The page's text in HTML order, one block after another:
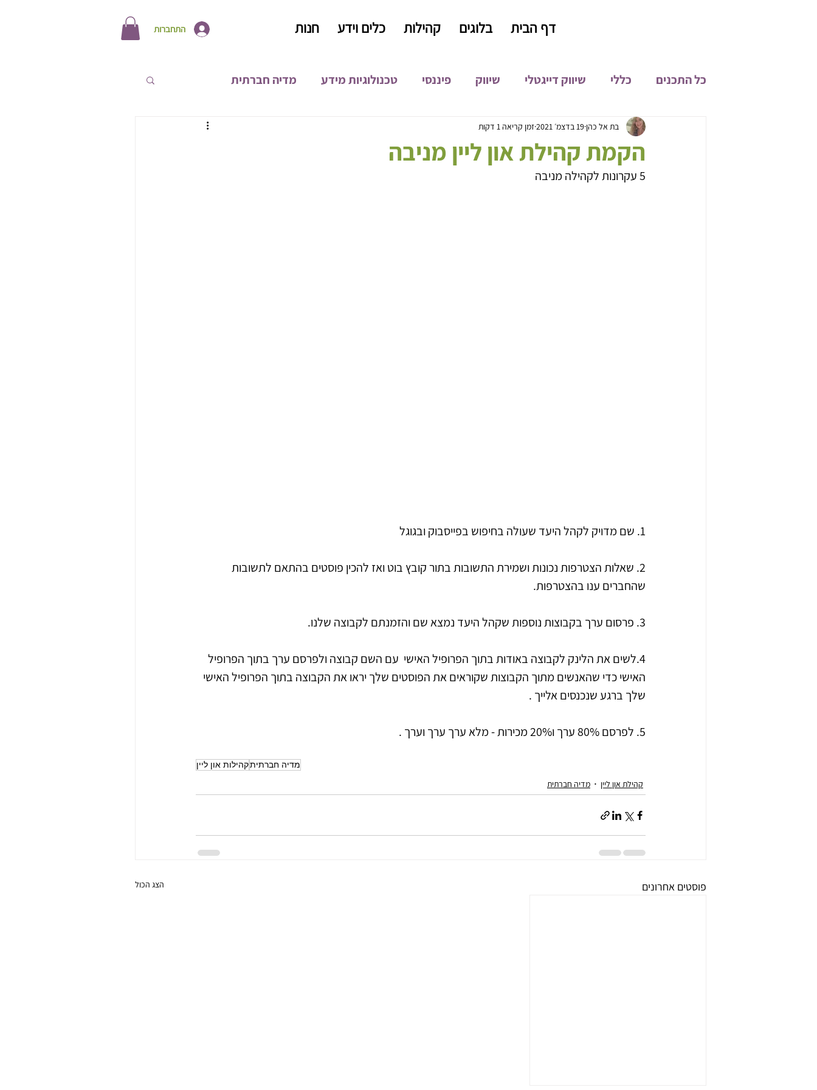
התחברות דף הבית בלוגים קהילות כלים וידע חנות
כל התכנים כללי שיווק דייגטלי שיווק פיננסי טכנולוגיות מידע מדיה חברתית
קהילת און ליין מיתוג קידום אורגני
פיתוח מוצרים חדשות
הקמת קהילת און ליין מניבה
בת אל כהן 19 בדצמ׳ 2021 זמן קריאה 1 דקות
5 עקרונות לקהילה מניבה
1. שם מדויק לקהל היעד שעולה בחיפוש בפייסבוק ובגוגל
2. שאלות הצטרפות נכונות ושמירת התשובות בתור קובץ בוט ואז להכין פוסטים בהתאם לתשובות
שהחברים ענו בהצטרפות.
3. פרסום ערך בקבוצות נוספות שקהל היעד נמצא שם והזמנתם לקבוצה שלנו.
4.לשים את הלינק לקבוצה באודות בתוך הפרופיל האישי  עם השם קבוצה ולפרסם ערך בתוך הפרופיל
האישי כדי שהאנשים מתוך הקבוצות שקוראים את הפוסטים שלך יראו את הקבוצה בתוך הפרופיל האישי
שלך ברגע שנכנסים אלייך .
5. לפרסם 80% ערך ו20% מכירות - מלא ערך ערך וערך .
מדיה חברתיתקהילות און ליין
קהילת און ליין
מדיה חברתית
פוסטים אחרונים הצג הכול